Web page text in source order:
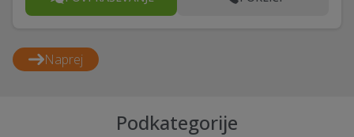
Naprej
Podkategorije